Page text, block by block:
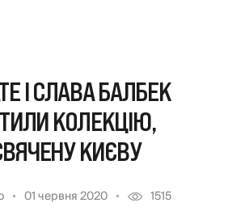
І СЛАВА БАЛБЕК
КОЛЕКЦІЮ,
КИЄВУ
01 червня 2020 1515